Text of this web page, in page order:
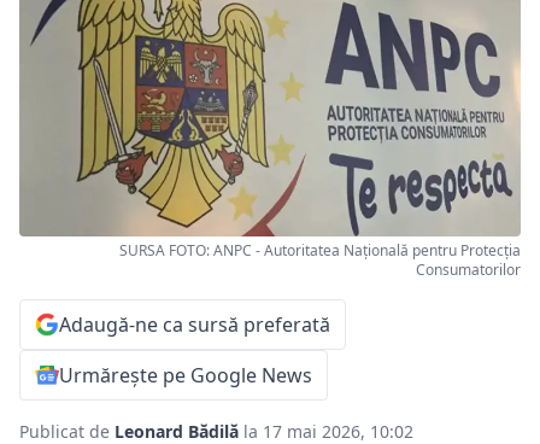
SURSA FOTO: ANPC - Autoritatea Națională pentru Protecția
Consumatorilor
Adaugă-ne ca sursă preferată
Urmărește pe Google News
Publicat de Leonard Bădilă la 17 mai 2026, 10:02